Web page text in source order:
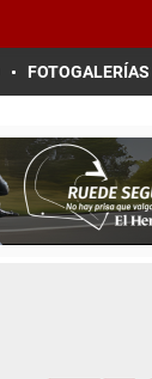
FOTOGALERÍAS